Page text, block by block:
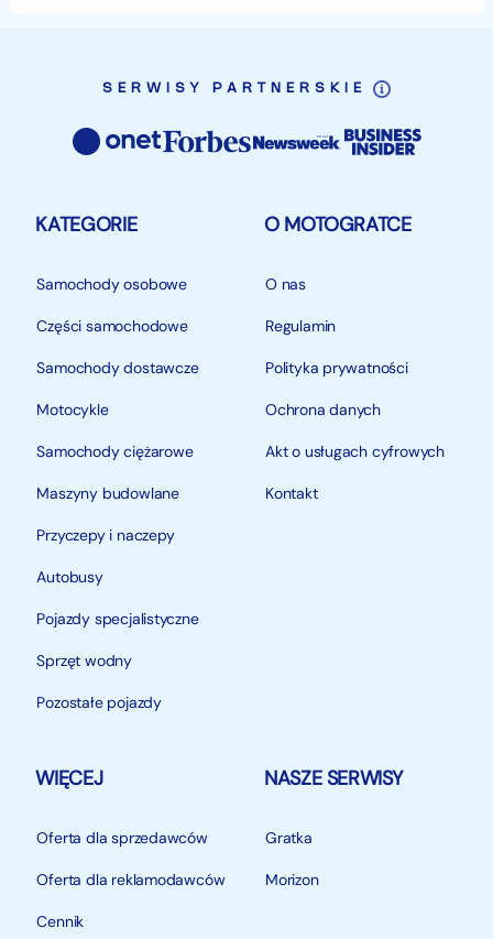
SERWISY PARTNERSKIE
KATEGORIE
Samochody osobowe
Części samochodowe
Samochody dostawcze
Motocykle
Samochody ciężarowe
Maszyny budowlane
Przyczepy i naczepy
Autobusy
Pojazdy specjalistyczne
Sprzęt wodny
Pozostałe pojazdy
O MOTOGRATCE
O nas
Regulamin
Polityka prywatności
Ochrona danych
Akt o usługach cyfrowych
Kontakt
WIĘCEJ
Oferta dla sprzedawców
Oferta dla reklamodawców
Cennik
NASZE SERWISY
Gratka
Morizon